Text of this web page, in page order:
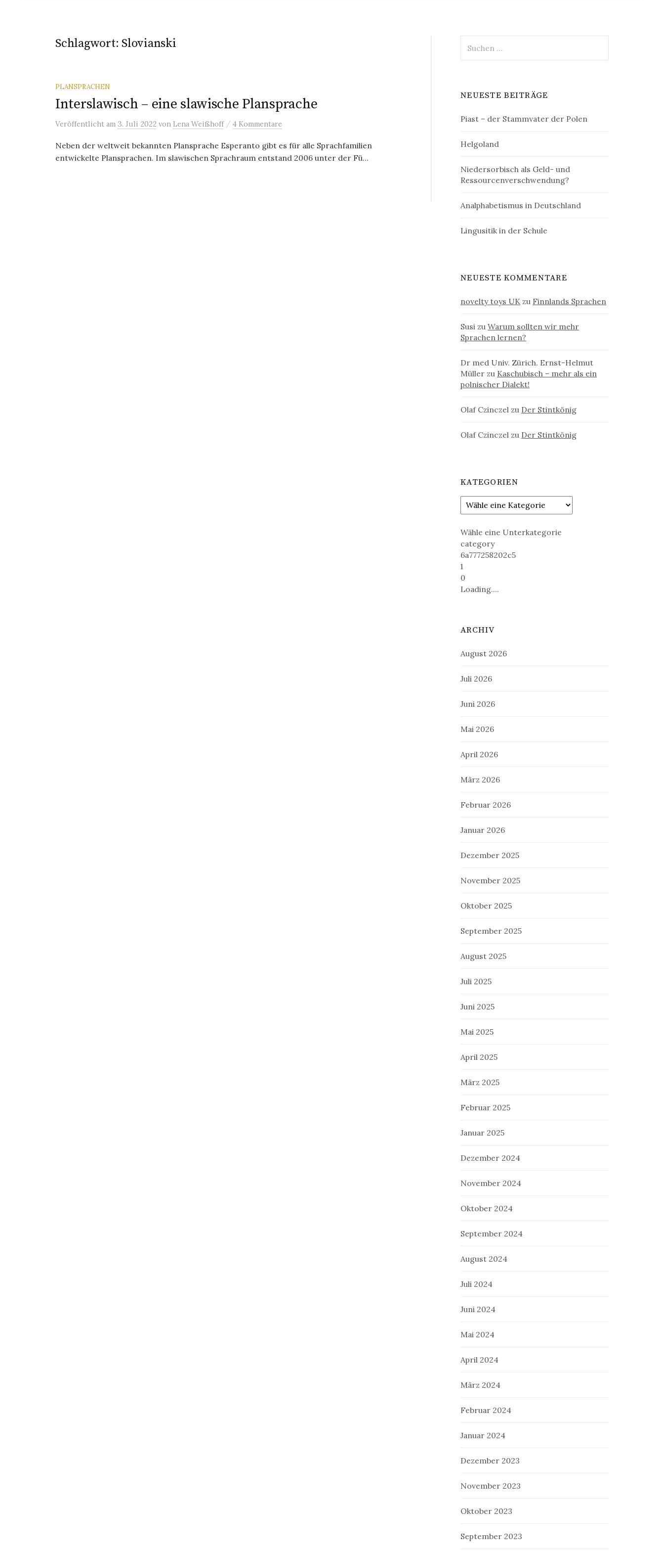
Schlagwort: Slovianski
PLANSPRACHEN
Interslawisch – eine slawische Plansprache
Veröffentlicht am 3. Juli 2022 von Lena Weißhoff / 4 Kommentare
Neben der weltweit bekannten Plansprache Esperanto gibt es für alle Sprachfamilien
entwickelte Plansprachen. Im slawischen Sprachraum entstand 2006 unter der Fü...
nach:
NEUESTE BEITRÄGE
Piast – der Stammvater der Polen
Helgoland
Niedersorbisch als Geld- und
Ressourcenverschwendung?
Analphabetismus in Deutschland
Lingusitik in der Schule
NEUESTE KOMMENTARE
novelty toys UK zu Finnlands Sprachen
Susi zuWarum sollten wir mehr
Sprachen lernen?
Dr med Univ. Zürich. Ernst-Helmut
Müller zu Kaschubisch – mehr als ein
polnischer Dialekt!
Olaf Czinczel zu Der Stintkönig
Olaf Czinczel zu Der Stintkönig
KATEGORIEN
Wähle eine Unterkategorie
category
6a777258202c5
1
0
Loading....
ARCHIV
August 2026
Juli 2026
Juni 2026
Mai 2026
April 2026
März 2026
Februar 2026
Januar 2026
Dezember 2025
November 2025
Oktober 2025
September 2025
August 2025
Juli 2025
Juni 2025
Mai 2025
April 2025
März 2025
Februar 2025
Januar 2025
Dezember 2024
November 2024
Oktober 2024
September 2024
August 2024
Juli 2024
Juni 2024
Mai 2024
April 2024
März 2024
Februar 2024
Januar 2024
Dezember 2023
November 2023
Oktober 2023
September 2023